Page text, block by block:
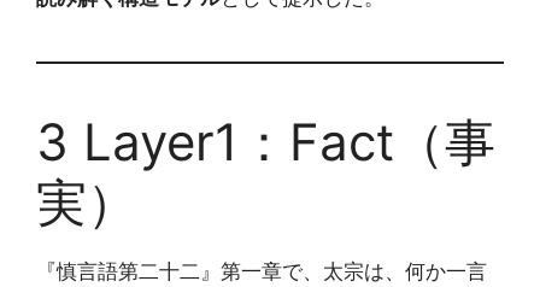
3 Layer1：Fact（事
実）
『慎言語第二十二』第一章で、太宗は、何か一言